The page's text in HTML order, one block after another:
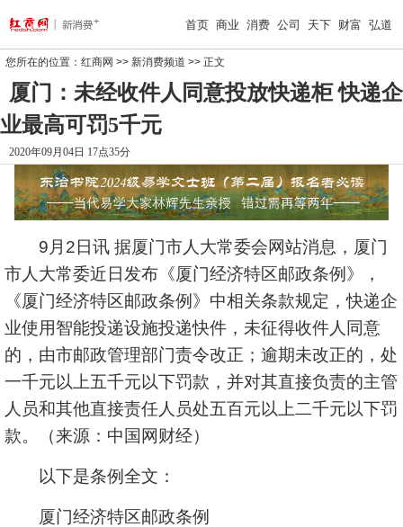
首页 商业 消费 公司 天下 财富 弘道
您所在的位置： 红商网 >> 新消费频道 >> 正文
厦门：未经收件人同意投放快递柜 快递企
业最高可罚5千元
2020年09月04日 17点35分
9月2日讯 据厦门市人大常委会网站消息，厦门
市人大常委近日发布《厦门经济特区邮政条例》，
《厦门经济特区邮政条例》中相关条款规定，快递企
业使用智能投递设施投递快件，未征得收件人同意
的，由市邮政管理部门责令改正；逾期未改正的，处
一千元以上五千元以下罚款，并对其直接负责的主管
人员和其他直接责任人员处五百元以上二千元以下罚
款。（来源：中国网财经）
以下是条例全文：
厦门经济特区邮政条例